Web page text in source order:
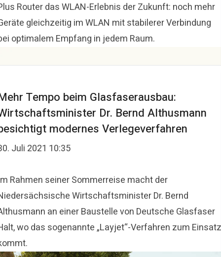
Router das WLAN-Erlebnis der Zukunft: noch mehr
gleichzeitig im WLAN mit stabilerer Verbindung
optimalem Empfang in jedem Raum.
Tempo beim Glasfaserausbau:
Dr. Bernd Althusmann
modernes Verlegeverfahren
Juli 2021 10:35
Rahmen seiner Sommerreise macht der
Wirtschaftsminister Dr. Bernd
an einer Baustelle von Deutsche Glasfaser
wo das sogenannte „Layjet“-Verfahren zum Einsatz